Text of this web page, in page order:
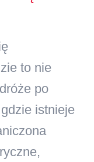
to nie
po
istnieje